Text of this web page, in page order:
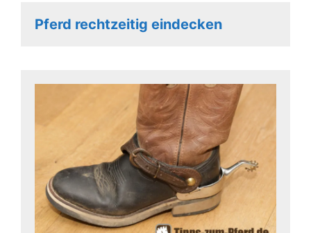
Pferd rechtzeitig eindecken